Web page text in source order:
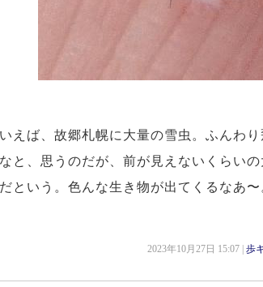
えば、故郷札幌に大量の雪虫。ふんわ
と、思うのだが、前が見えないくらい
という。色んな生き物が出てくるなあ〜
2023年10月27日 15:07 | 歩